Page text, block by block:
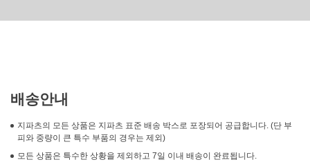
배송안내
지파츠의 모든 상품은 지파츠 표준 배송 박스로 포장되어 공급합니다. (단 부
피와 중량이 큰 특수 부품의 경우는 제외)
모든 상품은 특수한 상황을 제외하고 7일 이내 배송이 완료됩니다.